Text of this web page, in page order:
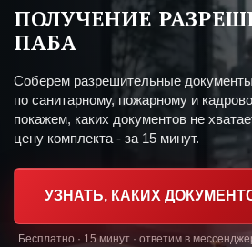
ПОЛУЧЕНИЕ
ПАБА
Соберем разрешительные
по санитарному, пожарному и
покажем, каких документов не
цену комплекта - за 15 минут.
УЗНАТЬ, КАКИХ
Бесплатно · 15 минут · ответим в